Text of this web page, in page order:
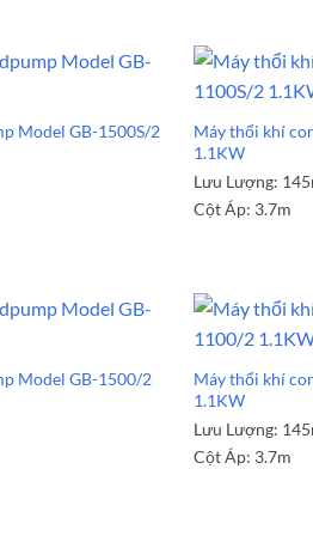
Model GB-1500S/2
Máy thổi khí
1.1KW
Lưu Lượng:
Cột Áp: 3.7m
Model GB-1500/2
Máy thổi khí
1.1KW
Lưu Lượng:
Cột Áp: 3.7m